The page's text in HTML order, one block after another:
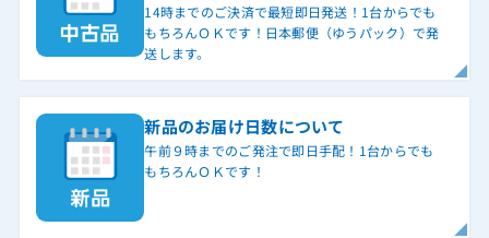
14時までのご決済で最短即日発送！1台からでも
もちろんＯＫです！日本郵便（ゆうパック）で発
送します。
新品のお届け日数について
午前９時までのご発注で即日手配！1台からでも
もちろんＯＫです！